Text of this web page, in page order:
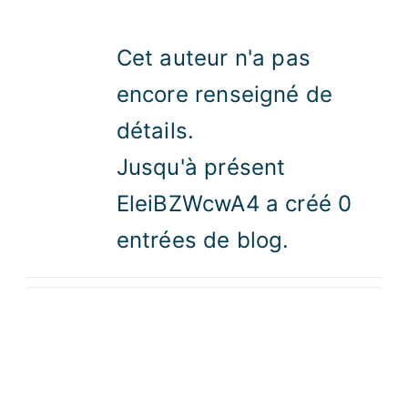
Cet auteur n'a pas
encore renseigné de
détails.
Jusqu'à présent
EleiBZWcwA4 a créé 0
entrées de blog.